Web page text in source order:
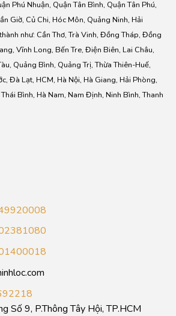
Phú Nhuận, Quận Tân Bình, Quận Tân Phú,
Giờ, Củ Chi, Hóc Môn, Quảng Ninh, Hải
như: Cần Thơ, Trà Vinh, Đồng Tháp, Đồng
Vĩnh Long, Bến Tre, Điện Biên, Lai Châu,
Quảng Bình, Quảng Trị, Thừa Thiên-Huế,
Đà Lạt, HCM, Hà Nội, Hà Giang, Hải Phòng,
Bình, Hà Nam, Nam Định, Ninh Bình, Thanh
Số 9, P.Thông Tây Hội, TP.HCM